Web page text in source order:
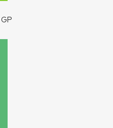
GP